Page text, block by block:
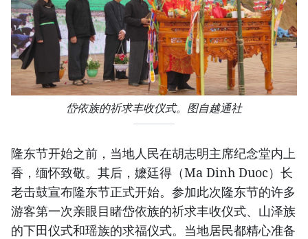
岱依族的祈求丰收仪式。图自越通社
隆东节开始之前，当地人民在胡志明主席纪念堂内上
香，缅怀致敬。其后，嬷廷得（Ma Dinh Duoc）长
老击鼓宣布隆东节正式开始。参加此次隆东节的许多
游客第一次亲眼目睹岱依族的祈求丰收仪式、山泽族
的下田仪式和瑶族的求福仪式。当地居民都精心准备